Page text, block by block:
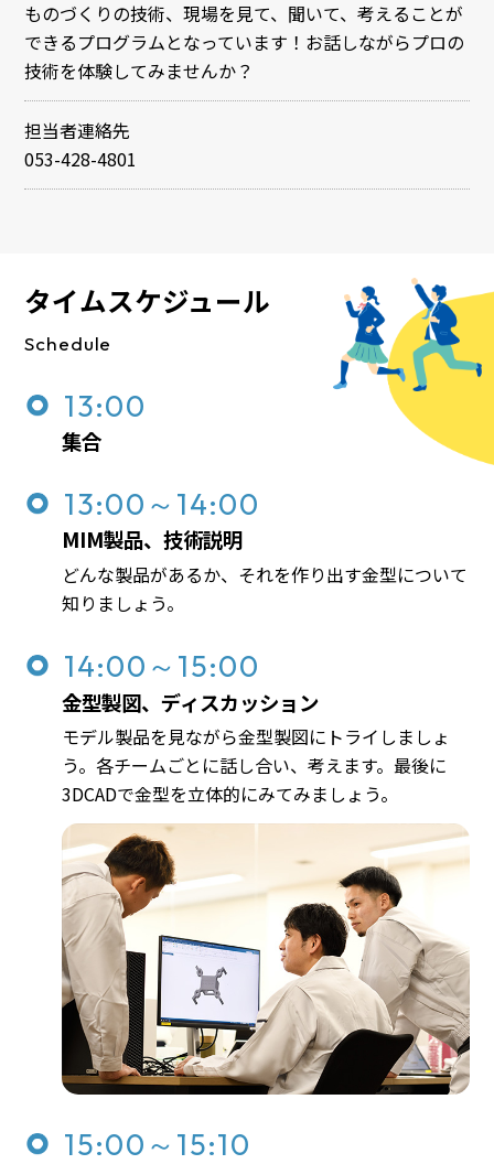
ものづくりの技術、現場を見て、聞いて、考えることが
できるプログラムとなっています！お話しながらプロの
技術を体験してみませんか？
担当者連絡先
053-428-4801
タイムスケジュール
Schedule
13:00
集合
13:00～14:00
MIM製品、技術説明
どんな製品があるか、それを作り出す金型について
知りましょう。
14:00～15:00
金型製図、ディスカッション
モデル製品を見ながら金型製図にトライしましょ
う。各チームごとに話し合い、考えます。最後に
3DCADで金型を立体的にみてみましょう。
15:00～15:10